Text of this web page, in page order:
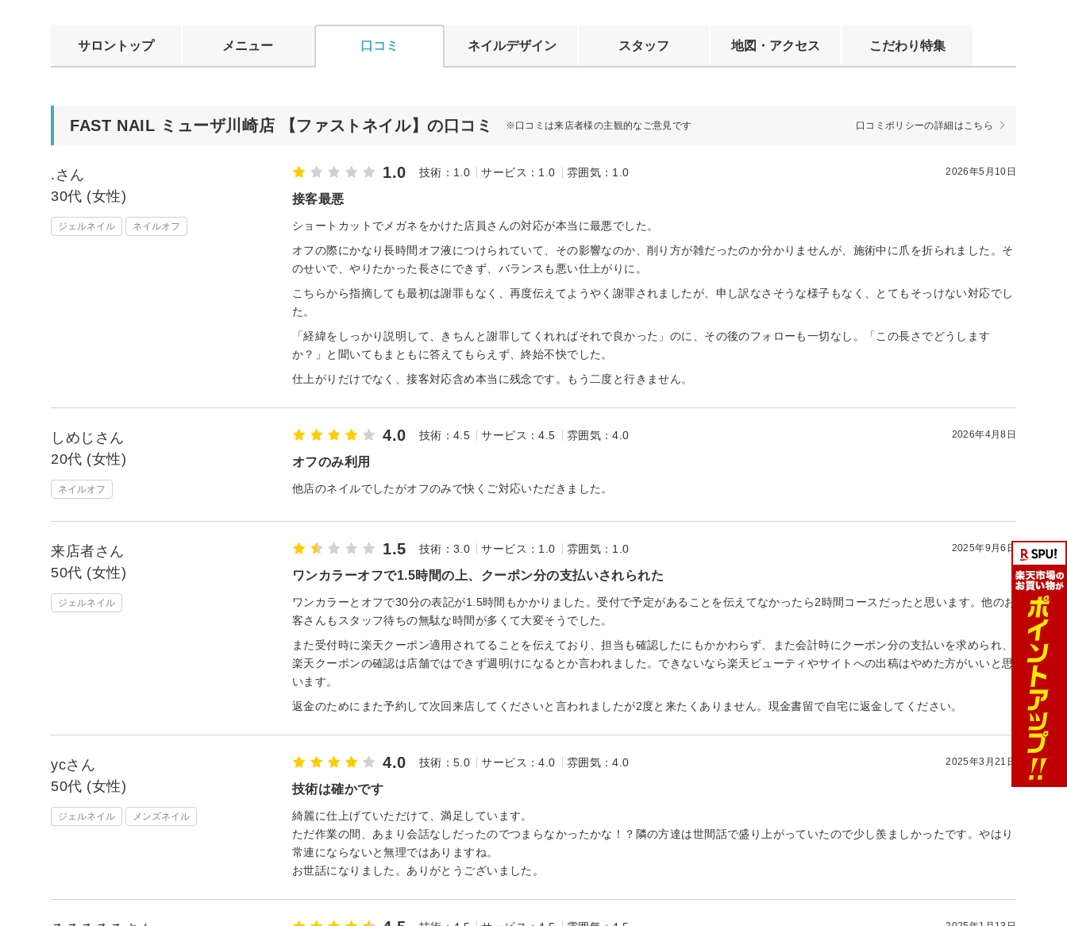
サロントップ メニュー 口コミ ネイルデザイン スタッフ 地図・アクセス こだわり特集
FAST NAIL ミューザ川崎店 【ファストネイル】の口コミ ※口コミは来店者様の主観的なご意見です 口コミポリシーの詳細はこちら
.さん
30代 (女性)
ジェルネイル ネイルオフ
1.0 技術：1.0 サービス：1.0 雰囲気：1.0 2026年5月10日
接客最悪
ショートカットでメガネをかけた店員さんの対応が本当に最悪でした。
オフの際にかなり長時間オフ液につけられていて、その影響なのか、削り方が雑だったのか分かりませんが、施術中に爪を折られました。そ
のせいで、やりたかった長さにできず、バランスも悪い仕上がりに。
こちらから指摘しても最初は謝罪もなく、再度伝えてようやく謝罪されましたが、申し訳なさそうな様子もなく、とてもそっけない対応でし
た。
「経緯をしっかり説明して、きちんと謝罪してくれればそれで良かった」のに、その後のフォローも一切なし。「この長さでどうします
か？」と聞いてもまともに答えてもらえず、終始不快でした。
仕上がりだけでなく、接客対応含め本当に残念です。もう二度と行きません。
しめじさん
20代 (女性)
ネイルオフ
4.0 技術：4.5 サービス：4.5 雰囲気：4.0 2026年4月8日
オフのみ利用
他店のネイルでしたがオフのみで快くご対応いただきました。
来店者さん
50代 (女性)
ジェルネイル
1.5 技術：3.0 サービス：1.0 雰囲気：1.0 2025年9月6日
ワンカラーオフで1.5時間の上、クーポン分の支払いされられた
ワンカラーとオフで30分の表記が1.5時間もかかりました。受付で予定があることを伝えてなかったら2時間コースだったと思います。他のお
客さんもスタッフ待ちの無駄な時間が多くて大変そうでした。
また受付時に楽天クーポン適用されてることを伝えており、担当も確認したにもかかわらず、また会計時にクーポン分の支払いを求められ、
楽天クーポンの確認は店舗ではできず週明けになるとか言われました。できないなら楽天ビューティやサイトへの出稿はやめた方がいいと思
います。
返金のためにまた予約して次回来店してくださいと言われましたが2度と来たくありません。現金書留で自宅に返金してください。
ycさん
50代 (女性)
ジェルネイル メンズネイル
4.0 技術：5.0 サービス：4.0 雰囲気：4.0 2025年3月21日
技術は確かです
綺麗に仕上げていただけて、満足しています。
ただ作業の間、あまり会話なしだったのでつまらなかったかな！？隣の方達は世間話で盛り上がっていたので少し羨ましかったです。やはり
常連にならないと無理ではありますね。
お世話になりました。ありがとうございました。